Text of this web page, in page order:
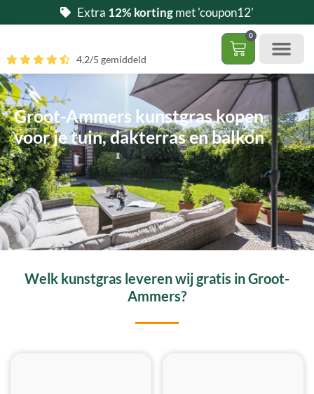
naar
inhoud
Extra 12% kortingmet 'coupon12'
0
4,2/5 gemiddeld
Groot-Ammers kunstgras kopen
voor je tuin, dakterras en balkon
Welk kunstgras leveren wij gratis in Groot-
Ammers?